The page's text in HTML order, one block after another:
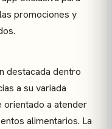
promociones y
destacada dentro
a su variada
a atender
alimentarios. La